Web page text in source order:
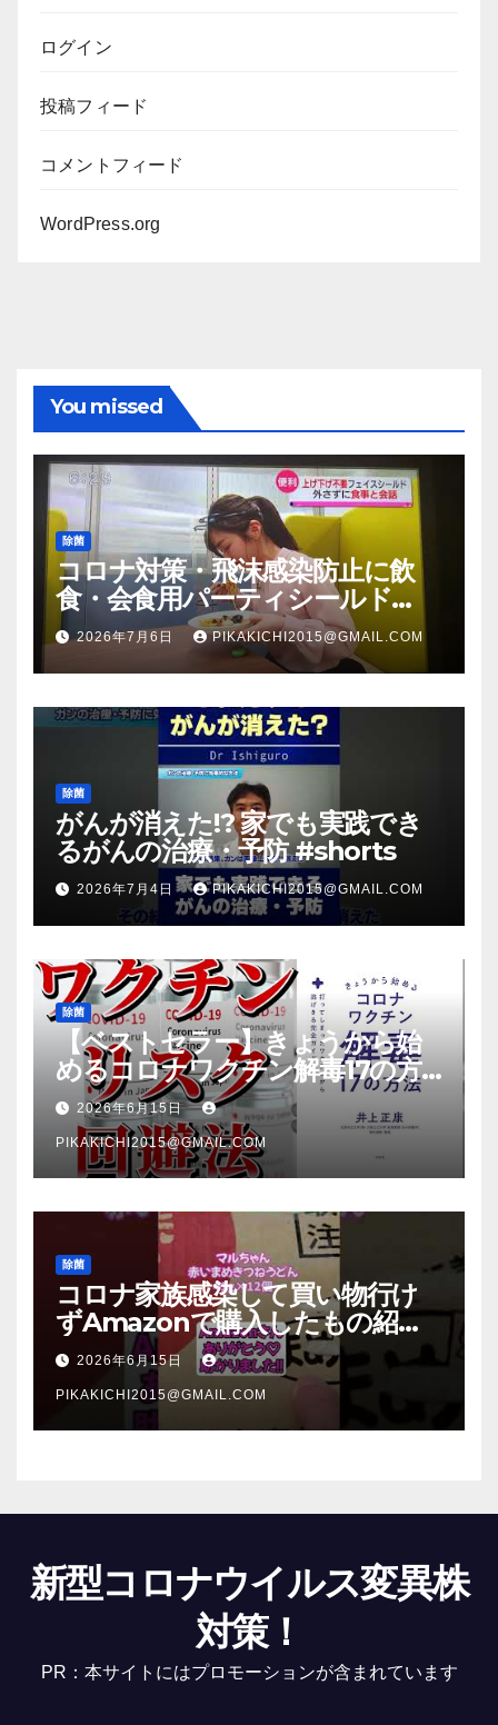
ログイン
投稿フィード
コメントフィード
WordPress.org
You missed
除菌
コロナ対策・飛沫感染防止に飲
食・会食用パーティシールド
（マスク会食代替品）ＦＢＣ福井
放送のＴＶ番組での紹介映像
2026年7月6日 PIKAKICHI2015@GMAIL.COM
除菌
がんが消えた!? 家でも実践でき
るがんの治療・予防 #shorts
2026年7月4日 PIKAKICHI2015@GMAIL.COM
除菌
【ベストセラー】きょうから始
めるコロナワクチン解毒17の方
法【本要約】
2026年6月15日
PIKAKICHI2015@GMAIL.COM
除菌
コロナ家族感染して買い物行け
ずAmazonで購入したもの紹
介 #Shorts
2026年6月15日
PIKAKICHI2015@GMAIL.COM
新型コロナウイルス変異株
対策！
PR：本サイトにはプロモーションが含まれています